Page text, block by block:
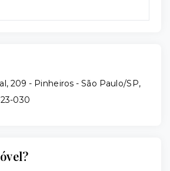
209 - Pinheiros - São Paulo/SP,
030